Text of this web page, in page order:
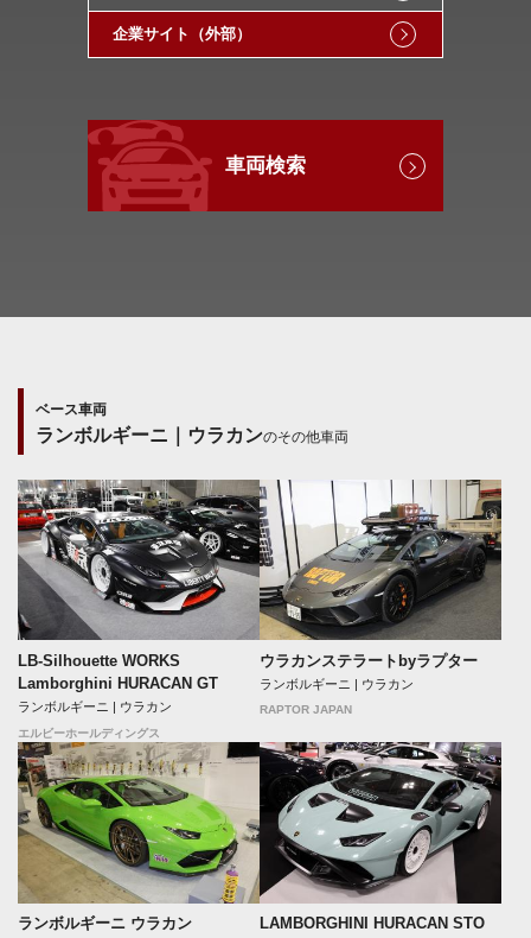
企業サイト（外部）
車両検索
ベース車両
ランボルギーニ｜ウラカンのその他車両
LB-Silhouette WORKS
Lamborghini HURACAN GT
ランボルギーニ | ウラカン
エルビーホールディングス
ウラカンステラートbyラプター
ランボルギーニ | ウラカン
RAPTOR JAPAN
ランボルギーニ ウラカン LAMBORGHINI HURACAN STO